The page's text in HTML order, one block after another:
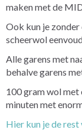
maken met de
Ook kun je zonder
scheerwol
Alle garens met
behalve garens
100 gram wol met
minuten met
Hier kun je de rest